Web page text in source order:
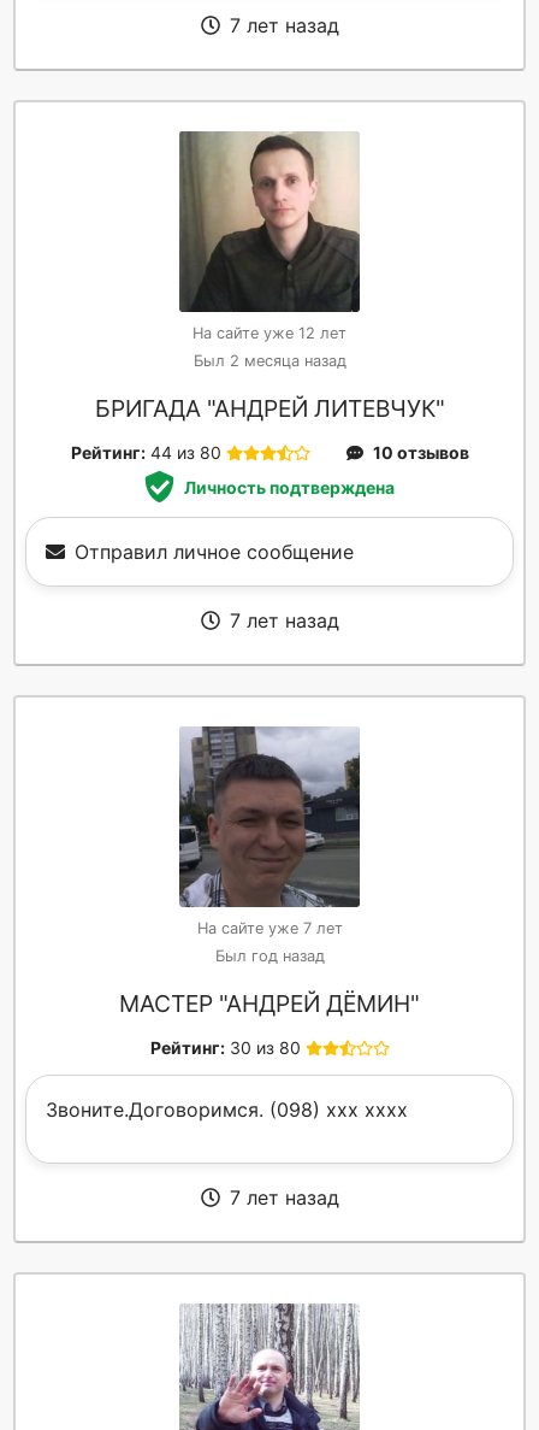
7 лет назад
На сайте уже 12 лет
Был 2 месяца назад
БРИГАДА "АНДРЕЙ ЛИТЕВЧУК"
Рейтинг: 44 из 80
10 отзывов
Личность подтверждена
Отправил личное сообщение
7 лет назад
На сайте уже 7 лет
Был год назад
МАСТЕР "АНДРЕЙ ДЁМИН"
Рейтинг: 30 из 80
Звоните.Договоримся. (098) xxx xxxx
7 лет назад